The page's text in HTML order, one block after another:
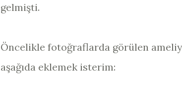
gelmişti.
Öncelikle fotoğraflarda görülen
aşağıda eklemek isterim: